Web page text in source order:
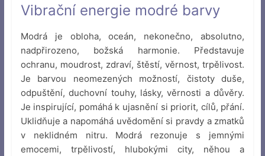
Vibrační energie modré barvy
Modrá je obloha, oceán, nekonečno, absolutno,
nadpřirozeno, božská harmonie. Představuje
ochranu, moudrost, zdraví, štěstí, věrnost, trpělivost.
Je barvou neomezených možností, čistoty duše,
odpuštění, duchovní touhy, lásky, věrnosti a důvěry.
Je inspirující, pomáhá k ujasnění si priorit, cílů, přání.
Uklidňuje a napomáhá uvědomění si pravdy a zmatků
v neklidném nitru. Modrá rezonuje s jemnými
emocemi, trpělivostí, hlubokými city, něhou a